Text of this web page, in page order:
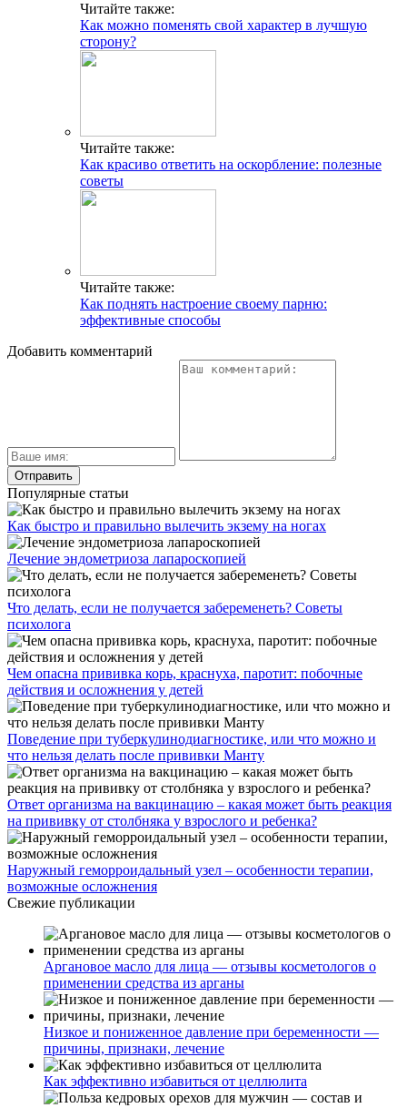
Читайте также:
Как можно поменять свой характер в лучшую
сторону?
Читайте также:
Как красиво ответить на оскорбление: полезные
советы
Читайте также:
Как поднять настроение своему парню:
эффективные способы
Добавить комментарий
Популярные статьи
Как быстро и правильно вылечить экзему на ногах
Лечение эндометриоза лапароскопией
Что делать, если не получается забеременеть? Советы
психолога
Чем опасна прививка корь, краснуха, паротит: побочные
действия и осложнения у детей
Поведение при туберкулинодиагностике, или что можно и
что нельзя делать после прививки Манту
Ответ организма на вакцинацию – какая может быть реакция
на прививку от столбняка у взрослого и ребенка?
Наружный геморроидальный узел – особенности терапии,
возможные осложнения
Свежие публикации
Аргановое масло для лица — отзывы косметологов о
применении средства из арганы
Низкое и пониженное давление при беременности —
причины, признаки, лечение
Как эффективно избавиться от целлюлита